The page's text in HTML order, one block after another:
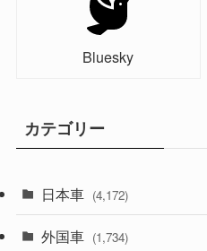
Bluesky
カテゴリー
日本車 (4,172)
(1,321)
外国車 (1,734)